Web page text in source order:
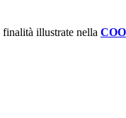
illustrate nella